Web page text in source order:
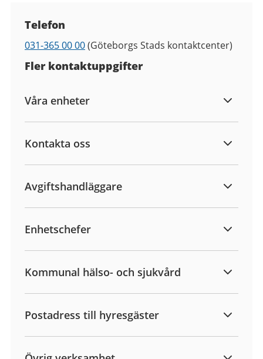
Telefon
Telefon
031-365 00 00(Göteborgs Stads kontaktcenter)
Fler kontaktuppgifter
Våra enheter
Kontakta oss
Avgiftshandläggare
Enhetschefer
Kommunal hälso- och sjukvård
Postadress till hyresgäster